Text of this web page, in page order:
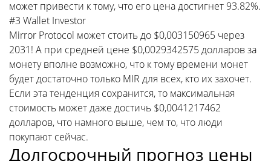
может привести к тому, что его цена достигнет 93.82%.
#3 Wallet Investor
Mirror Protocol может стоить до $0,003150965 через
2031! А при средней цене $0,0029342575 долларов за
монету вполне возможно, что к тому времени монет
будет достаточно только MIR для всех, кто их захочет.
Если эта тенденция сохранится, то максимальная
стоимость может даже достичь $0,0041217462
долларов, что намного выше, чем то, что люди
покупают сейчас.
Долгосрочный прогноз цены